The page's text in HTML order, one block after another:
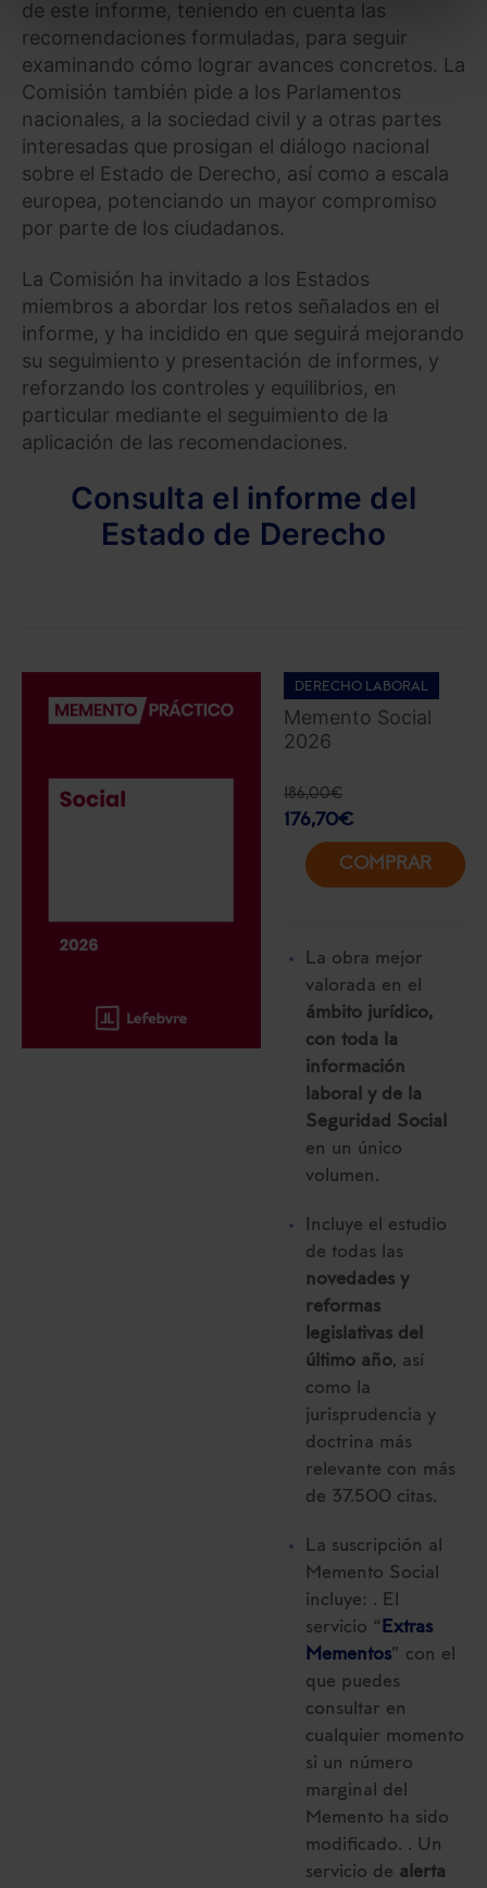
Puedes aceptar solo las esencialespara denegar
todas las cookies excepto aquellas imprescindibles.
También puedesconfigurar las cookies y
seleccionar solo aquellas que quieras permitir en tu
navegador. Si no seleccionas ninguna utilizaremos
las que sean indispensables para la navegación.
Saber más acerca de las cookies
de este informe, teniendo en cuenta las
recomendaciones formuladas, para seguir
examinando cómo lograr avances concretos. La
Comisión también pide a los Parlamentos
nacionales, a la sociedad civil y a otras partes
interesadas que prosigan el diálogo nacional
sobre el Estado de Derecho, así como a escala
europea, potenciando un mayor compromiso
por parte de los ciudadanos.
La Comisión ha invitado a los Estados
miembros a abordar los retos señalados en el
informe, y ha incidido en que seguirá mejorando
su seguimiento y presentación de informes, y
reforzando los controles y equilibrios, en
particular mediante el seguimiento de la
aplicación de las recomendaciones.
Consulta el informe del
Estado de Derecho
DERECHO LABORAL
Memento Social
2026
186,00€
176,70€
COMPRAR
La obra mejor
valorada en el
ámbito jurídico,
con toda la
información
laboral y de la
Seguridad Social
en un único
volumen.
Incluye el estudio
de todas las
novedades y
reformas
legislativas del
último año, así
como la
jurisprudencia y
doctrina más
relevante con más
de 37.500 citas.
La suscripción al
Memento Social
incluye: . El
servicio “Extras
Mementos” con el
que puedes
consultar en
cualquier momento
si un número
marginal del
Memento ha sido
modificado. . Un
servicio de alerta